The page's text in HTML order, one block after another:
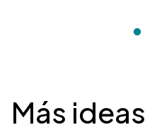
Desplegable
Más ideas